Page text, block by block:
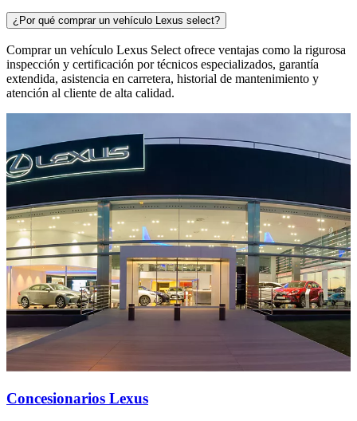
¿Por qué comprar un vehículo Lexus select?
Comprar un vehículo Lexus Select ofrece ventajas como la rigurosa
inspección y certificación por técnicos especializados, garantía
extendida, asistencia en carretera, historial de mantenimiento y
atención al cliente de alta calidad.
Concesionarios Lexus